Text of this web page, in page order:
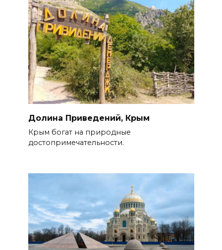
Долина Приведений, Крым
Крым богат на природные
достопримечательности.